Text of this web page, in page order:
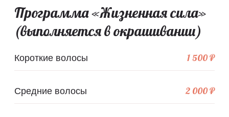
Программа «Жизненная сила»
(выполняется в окрашивании)
Короткие волосы 1 500 ₽
Средние волосы 2 000 ₽